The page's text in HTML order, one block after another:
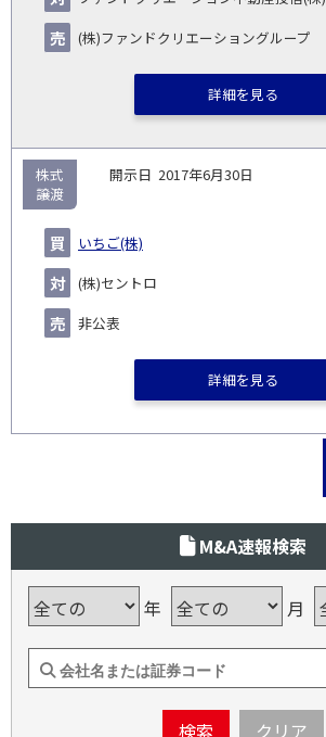
(株)ファンドクリエーショングループ
詳細を見る
2017年6月30日
いちご(株)
(株)セントロ
非公表
株式
譲渡
詳細を見る
M&A速報検索
年 月
検索 クリア